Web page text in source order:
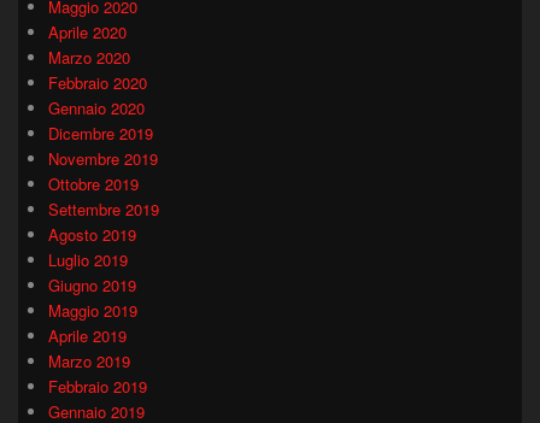
Maggio 2020
Aprile 2020
Marzo 2020
Febbraio 2020
Gennaio 2020
Dicembre 2019
Novembre 2019
Ottobre 2019
Settembre 2019
Agosto 2019
Luglio 2019
Giugno 2019
Maggio 2019
Aprile 2019
Marzo 2019
Febbraio 2019
Gennaio 2019